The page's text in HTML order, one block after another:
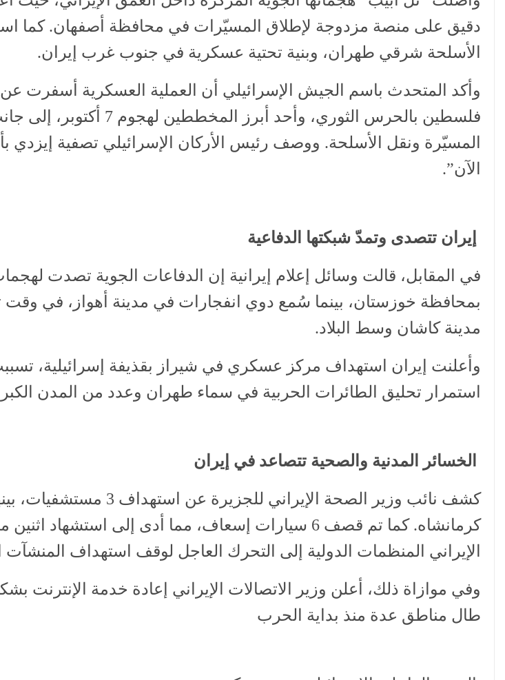
دقيق على منصة مزدوجة لإطلاق المسيّرات في محافظة أصفهان. كما
الأسلحة شرقي طهران، وبنية تحتية عسكرية في جنوب غرب إيران.
وأكد المتحدث باسم الجيش الإسرائيلي أن العملية العسكرية أسفرت
فلسطين بالحرس الثوري،
المسيّرة ونقل الأسلحة. ووصف رئيس الأركان الإسرائيلي تصفية إيزدي
الآن”.
إيران تتصدى وتمدّ شبكتها الدفاعية
في المقابل، قالت وسائل إعلام إيرانية إن الدفاعات الجوية تصدت
بمحافظة خوزستان، بينما سُمع دوي انفجارات في مدينة أهواز، في وقت
مدينة كاشان وسط البلاد.
وأعلنت إيران استهداف مركز عسكري في شيراز بقذيفة إسرائيلية،
استمرار تحليق الطائرات الحربية في سماء طهران وعدد من المدن
الخسائر المدنية والصحية تتصاعد في إيران
كشف نائب وزير الصحة
كرمانشاه. كما تم قصف 6 سيارات إسعاف، مما أدى إلى
الإيراني المنظمات الدولية إلى التحرك العاجل لوقف استهداف المنشآت
وفي موازاة ذلك، أعلن وزير الاتصالات الإيراني إعادة خدمة الإنترنت
طال مناطق عدة منذ بداية الحرب